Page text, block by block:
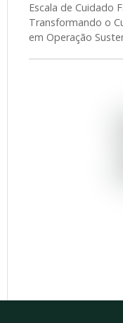
Escala de Cuidado
Transformando o
em Operação